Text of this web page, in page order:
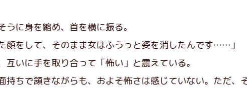
に身を縮め、首を横に振る。
顔をして、そのまま女はふうっと姿を消したんです……」
いに手を取り合って「怖い」と震えている。
持ちで頷きながらも、およそ怖さは感じていない。ただ、